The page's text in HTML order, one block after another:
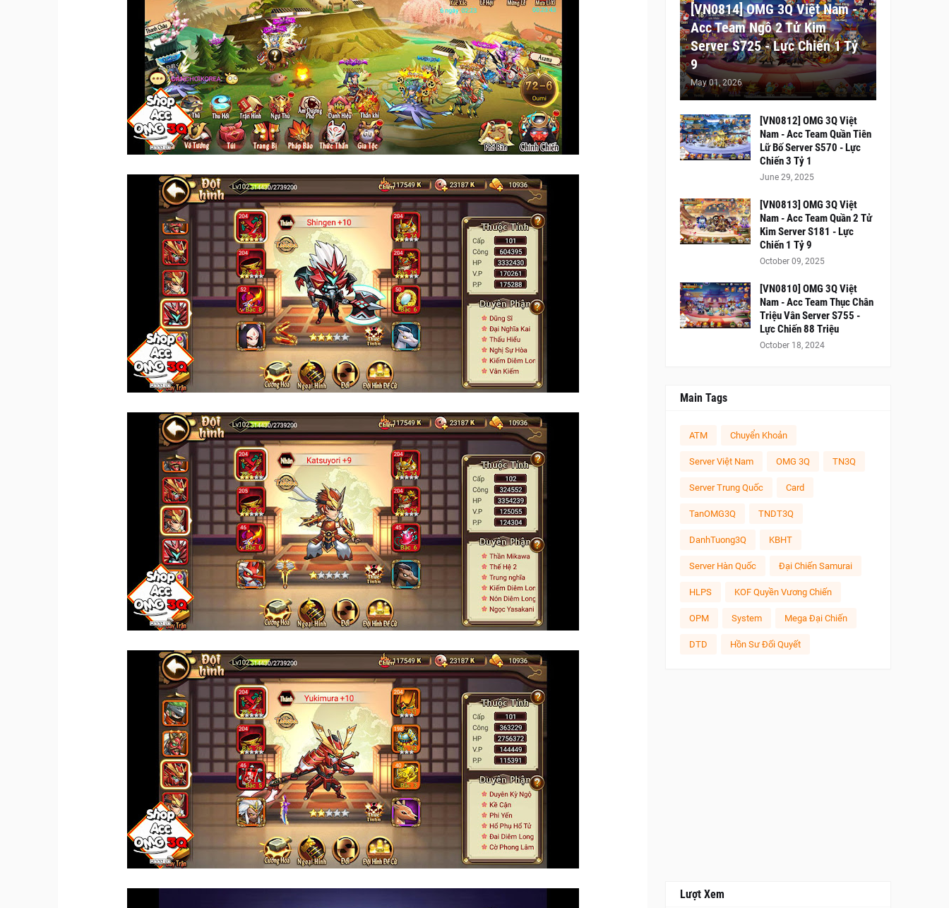
[VN0814] OMG 3Q Việt Nam -
Acc Team Ngô 2 Tử Kim
Server S725 - Lực Chiến 1 Tỷ
9
May 01, 2026
[VN0812] OMG 3Q Việt
Nam - Acc Team Quần Tiên
Lữ Bố Server S570 - Lực
Chiến 3 Tỷ 1
June 29, 2025
[VN0813] OMG 3Q Việt
Nam - Acc Team Quần 2 Tử
Kim Server S181 - Lực
Chiến 1 Tỷ 9
October 09, 2025
[VN0810] OMG 3Q Việt
Nam - Acc Team Thục Chân
Triệu Vân Server S755 -
Lực Chiến 88 Triệu
October 18, 2024
Main Tags
ATM Chuyển Khoản
Server Việt Nam OMG 3Q TN3Q
Server Trung Quốc Card
TanOMG3Q TNDT3Q
DanhTuong3Q KBHT
Server Hàn Quốc Đại Chiến Samurai
HLPS KOF Quyền Vương Chiến
OPM System Mega Đại Chiến
DTD Hồn Sư Đối Quyết
Lượt Xem